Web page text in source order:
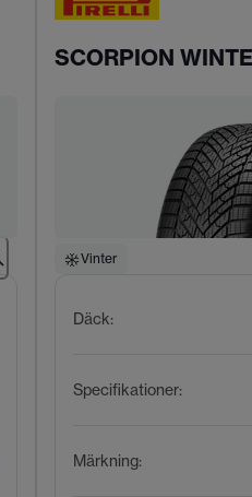
SCORPION
Vinter
Däck:
Specifikationer:
Märkning: